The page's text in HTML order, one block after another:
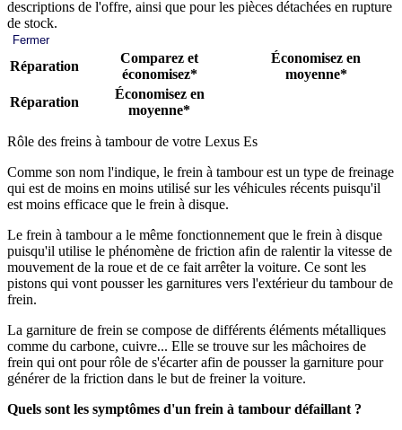
descriptions de l'offre, ainsi que pour les pièces détachées en rupture
de stock.
Fermer
Réparation
Comparez et
économisez*
Économisez en
moyenne*
Réparation
Économisez en
moyenne*
Rôle des freins à tambour de votre Lexus Es
Comme son nom l'indique, le frein à tambour est un type de freinage
qui est de moins en moins utilisé sur les véhicules récents puisqu'il
est moins efficace que le frein à disque.
Le frein à tambour a le même fonctionnement que le frein à disque
puisqu'il utilise le phénomène de friction afin de ralentir la vitesse de
mouvement de la roue et de ce fait arrêter la voiture. Ce sont les
pistons qui vont pousser les garnitures vers l'extérieur du tambour de
frein.
La garniture de frein se compose de différents éléments métalliques
comme du carbone, cuivre... Elle se trouve sur les mâchoires de
frein qui ont pour rôle de s'écarter afin de pousser la garniture pour
générer de la friction dans le but de freiner la voiture.
Quels sont les symptômes d'un frein à tambour défaillant ?